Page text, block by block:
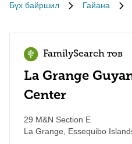
Бүх байршил Гайана
FamilySearch төв
La Grange
Center
29 M&N Section E
La Grange
Essequibo